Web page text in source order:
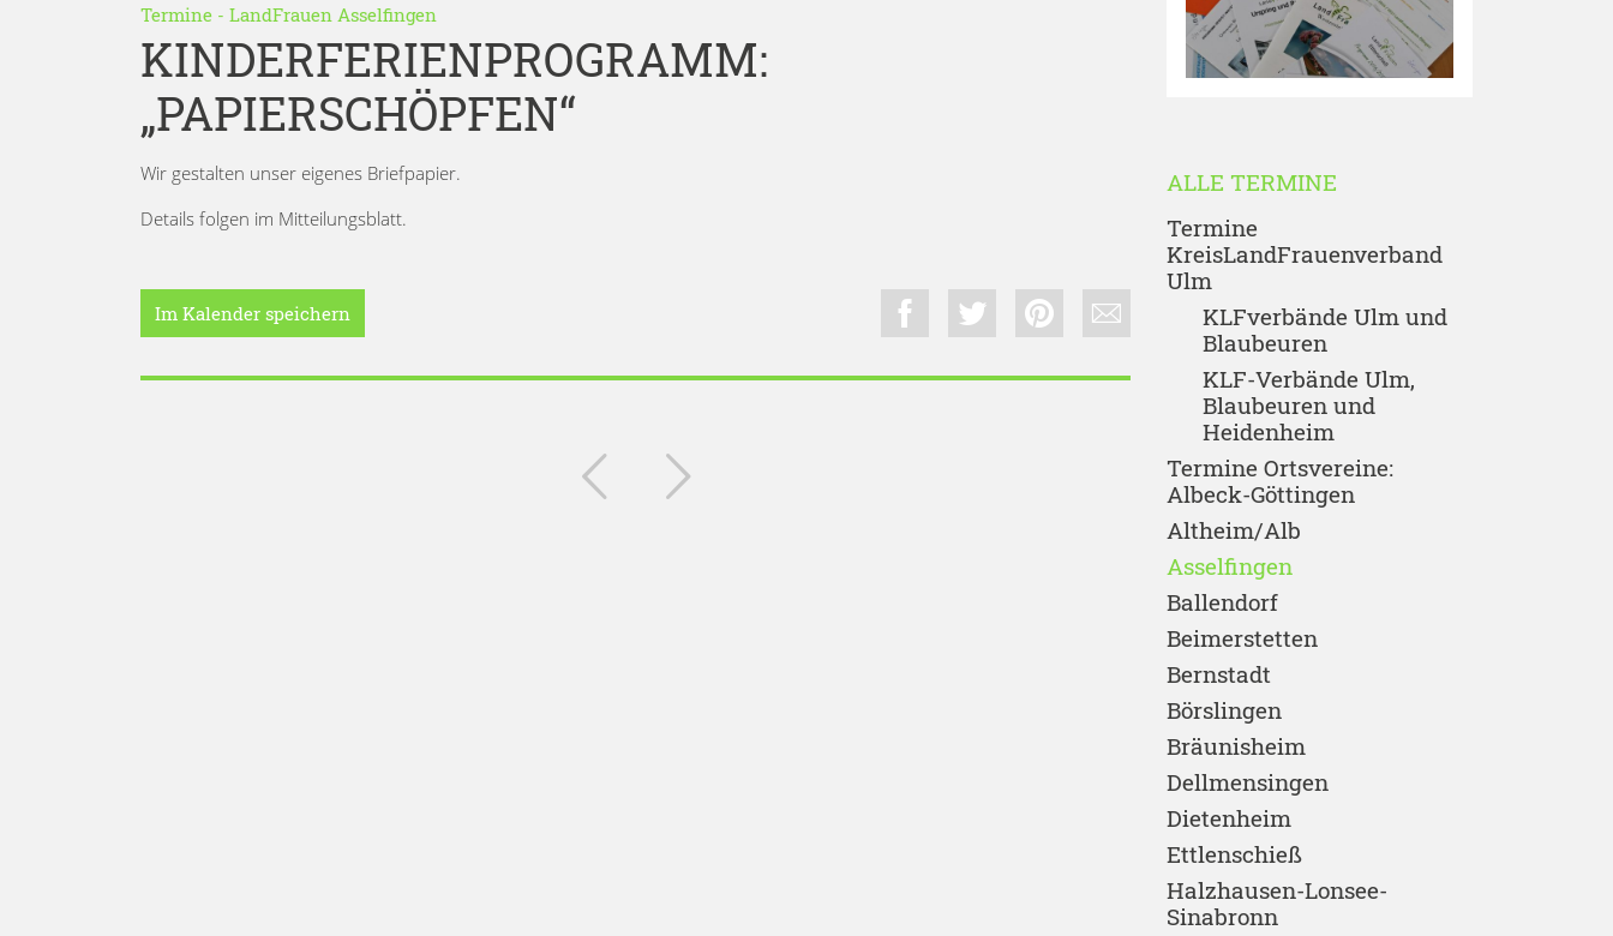
Termine - LandFrauen Asselfingen
KINDERFERIENPROGRAMM:
„PAPIERSCHÖPFEN“
Wir gestalten unser eigenes Briefpapier.
Details folgen im Mitteilungsblatt.
Im Kalender speichern
ALLE TERMINE
Termine
KreisLandFrauenverband
Ulm
KLFverbände Ulm und
Blaubeuren
KLF-Verbände Ulm,
Blaubeuren und
Heidenheim
Termine Ortsvereine:
Albeck-Göttingen
Altheim/Alb
Asselfingen
Ballendorf
Beimerstetten
Bernstadt
Börslingen
Bräunisheim
Dellmensingen
Dietenheim
Ettlenschieß
Halzhausen-Lonsee-
Sinabronn